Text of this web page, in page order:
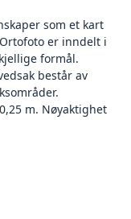
som et kart
er inndelt i
formål.
består av
m. Nøyaktighet